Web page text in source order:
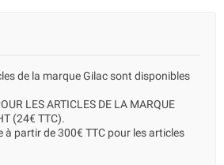
de la marque Gilac sont disponibles
LES ARTICLES DE LA MARQUE
(24€ TTC).
partir de 300€ TTC pour les articles